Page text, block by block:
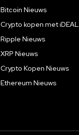
Bitcoin Nieuws
Crypto kopen met iDEAL
Ripple Nieuws
XRP Nieuws
Crypto Kopen Nieuws
Ethereum Nieuws